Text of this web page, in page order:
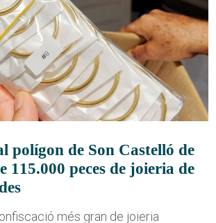
polígon de Son Castelló de
115.000 peces de joieria de
més gran de joieria